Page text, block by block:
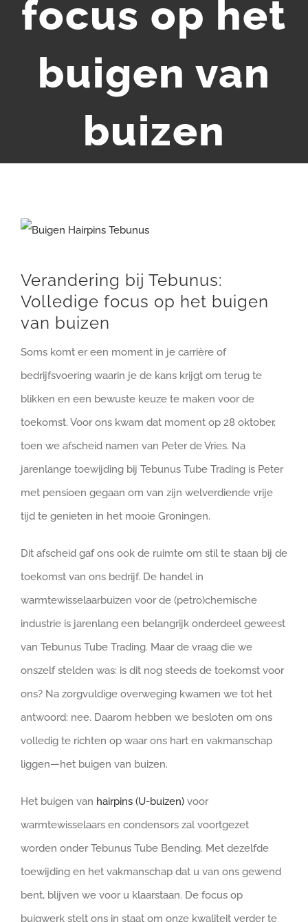
focus op het
buigen van
buizen
Bekijk
afbeelding
Verandering bij Tebunus:
Volledige focus op het buigen
van buizen
Soms komt er een moment in je carrière of
bedrijfsvoering waarin je de kans krijgt om terug te
blikken en een bewuste keuze te maken voor de
toekomst. Voor ons kwam dat moment op 28 oktober,
toen we afscheid namen van Peter de Vries. Na
jarenlange toewijding bij Tebunus Tube Trading is Peter
met pensioen gegaan om van zijn welverdiende vrije
tijd te genieten in het mooie Groningen.
Dit afscheid gaf ons ook de ruimte om stil te staan bij de
toekomst van ons bedrijf. De handel in
warmtewisselaarbuizen voor de (petro)chemische
industrie is jarenlang een belangrijk onderdeel geweest
van Tebunus Tube Trading. Maar de vraag die we
onszelf stelden was: is dit nog steeds de toekomst voor
ons? Na zorgvuldige overweging kwamen we tot het
antwoord: nee. Daarom hebben we besloten om ons
volledig te richten op waar ons hart en vakmanschap
liggen—het buigen van buizen.
Het buigen van hairpins (U-buizen) voor
warmtewisselaars en condensors zal voortgezet
worden onder Tebunus Tube Bending. Met dezelfde
toewijding en het vakmanschap dat u van ons gewend
bent, blijven we voor u klaarstaan. De focus op
buigwerk stelt ons in staat om onze kwaliteit verder te